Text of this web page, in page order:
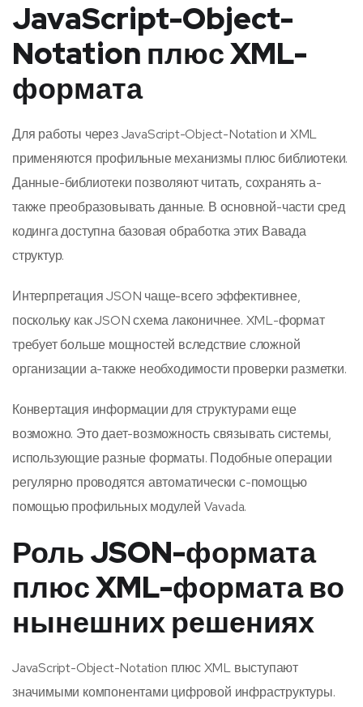
JavaScript-Object-
Notation плюс XML-
формата
Для работы через JavaScript-Object-Notation и XML
применяются профильные механизмы плюс библиотеки.
Данные-библиотеки позволяют читать, сохранять а-
также преобразовывать данные. В основной-части сред
кодинга доступна базовая обработка этих Вавада
структур.
Интерпретация JSON чаще-всего эффективнее,
поскольку как JSON схема лаконичнее. XML-формат
требует больше мощностей вследствие сложной
организации а-также необходимости проверки разметки.
Конвертация информации для структурами еще
возможно. Это дает-возможность связывать системы,
использующие разные форматы. Подобные операции
регулярно проводятся автоматически с-помощью
помощью профильных модулей Vavada.
Роль JSON-формата
плюс XML-формата во
нынешних решениях
JavaScript-Object-Notation плюс XML выступают
значимыми компонентами цифровой инфраструктуры.